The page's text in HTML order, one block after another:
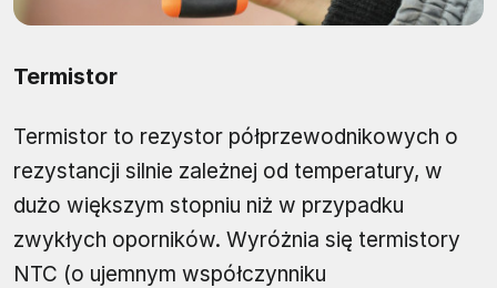
Termistor
Termistor to rezystor półprzewodnikowych o
rezystancji silnie zależnej od temperatury, w
dużo większym stopniu niż w przypadku
zwykłych oporników. Wyróżnia się termistory
NTC (o ujemnym współczynniku